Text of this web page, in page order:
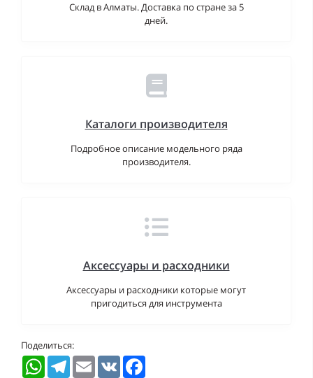
Склад в Алматы. Доставка по стране за 5
дней.
Каталоги производителя
Подробное описание модельного ряда
производителя.
Аксессуары и расходники
Аксессуары и расходники которые могут
пригодиться для инструмента
Поделиться:
WhatsAppTelegramEmail VK